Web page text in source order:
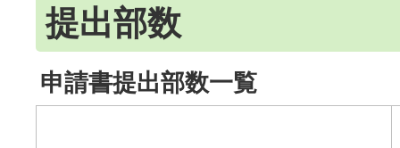
提出部数
申請書提出部数一覧